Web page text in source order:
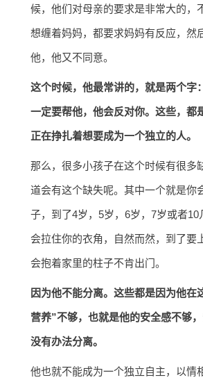
候，他们对母亲的要求是非常大的，
想缠着妈妈，都要求妈妈有反应，然
他，他又不同意。
这个时候，他最常讲的，就是两个字
一定要帮他，他会反对你。这些，都
正在挣扎着想要成为一个独立的人。
那么，很多小孩子在这个时候有很多
道会有这个缺失呢。其中一个就是你
子，到了4岁，5岁，6岁，7岁或者10
会拉住你的衣角，自然而然，到了要
会抱着家里的柱子不肯出门。
因为他不能分离。这些都是因为他在
营养”不够，也就是他的安全感不够
没有办法分离。
他也就不能成为一个独立自主，以情